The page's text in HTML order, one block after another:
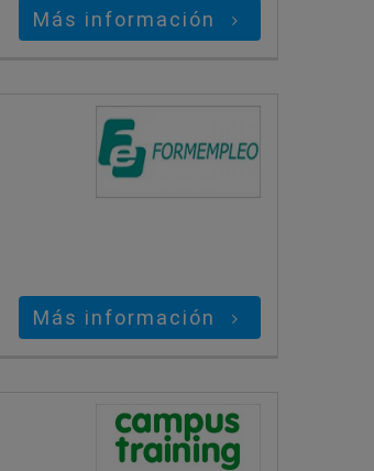
Más información
Más información